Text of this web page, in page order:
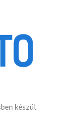
készül.